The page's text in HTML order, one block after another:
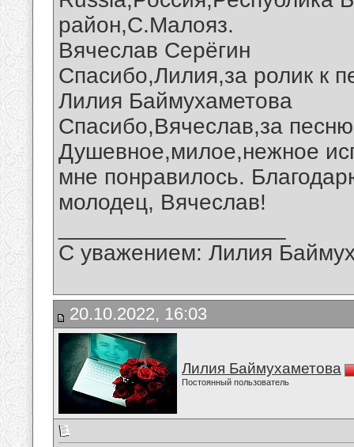
район,С.Малояз.
Вячеслав Серёгин
Спасибо,Лилия,за ролик к
Лилия Баймухаметова
Спасибо,Вячеслав,за
Душевное,милое,нежное
мне понравилось.
молодец, Вячеслав!
С уважением: Лилия
20.10.2022, 16:03
Лилия Баймухаметова
Постоянный пользователь